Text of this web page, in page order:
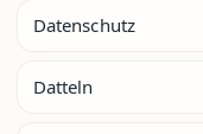
Datenschutz
Datteln